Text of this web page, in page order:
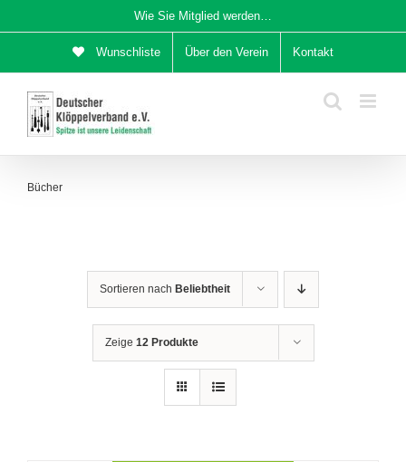
Inhalt
Wie Sie Mitglied werden…
Wunschliste Über den Verein Kontakt
Bücher
Sortieren nach Beliebtheit
Zeige 12 Produkte